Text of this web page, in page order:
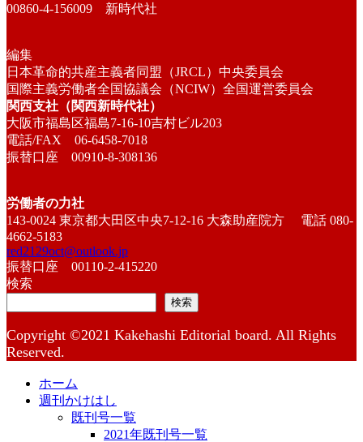
00860-4-156009 新時代社
編集
日本革命的共産主義者同盟（JRCL）中央委員会
国際主義労働者全国協議会（NCIW）全国運営委員会
関西支社（関西新時代社）
大阪市福島区福島7-16-10吉村ビル203
電話/FAX 06-6458-7018
振替口座 00910-8-308136
労働者の力社
143-0024 東京都大田区中央7-12-16 大森助産院方 電話 080-
4662-5183
red2129oct@outlook.jp
振替口座 00110-2-415220
検索
検索
Copyright ©2021 Kakehashi Editorial board. All Rights
Reserved.
ホーム
週刊かけはし
既刊号一覧
2021年既刊号一覧